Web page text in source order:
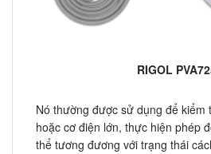
RIGOL
Nó thường được sử dụng để kiểm
hoặc cơ điện lớn, thực hiện phép
thể tương đương với trạng thái